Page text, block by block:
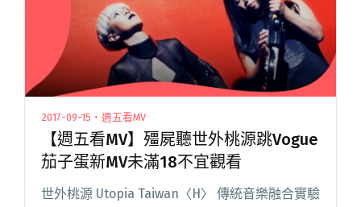
2017-09-15・週五看MV
【週五看MV】殭屍聽世外桃源跳Vogue
茄子蛋新MV未滿18不宜觀看
世外桃源 Utopia Taiwan〈H〉 傳統音樂融合實驗